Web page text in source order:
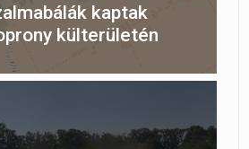
kaptak
külterületén